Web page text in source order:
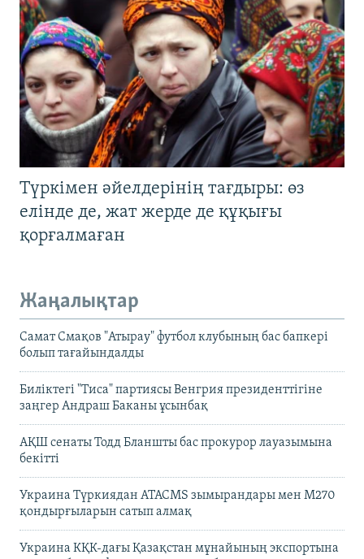
Түркімен әйелдерінің тағдыры: өз
елінде де, жат жерде де құқығы
қорғалмаған
Жаңалықтар
Самат Смақов "Атырау" футбол клубының бас бапкері
болып тағайындалды
Биліктегі "Тиса" партиясы Венгрия президенттігіне
заңгер Андраш Баканы ұсынбақ
АҚШ сенаты Тодд Бланшты бас прокурор лауазымына
бекітті
Украина Түркиядан ATACMS зымырандары мен M270
қондырғыларын сатып алмақ
Украина КҚК-дағы Қазақстан мұнайының экспортына